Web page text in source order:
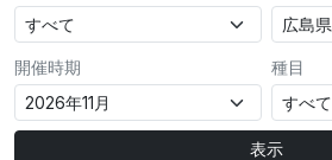
開催時期 種目
表示